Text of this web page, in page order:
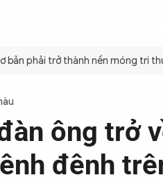
phải trở thành nền móng tri
ông trở
đênh